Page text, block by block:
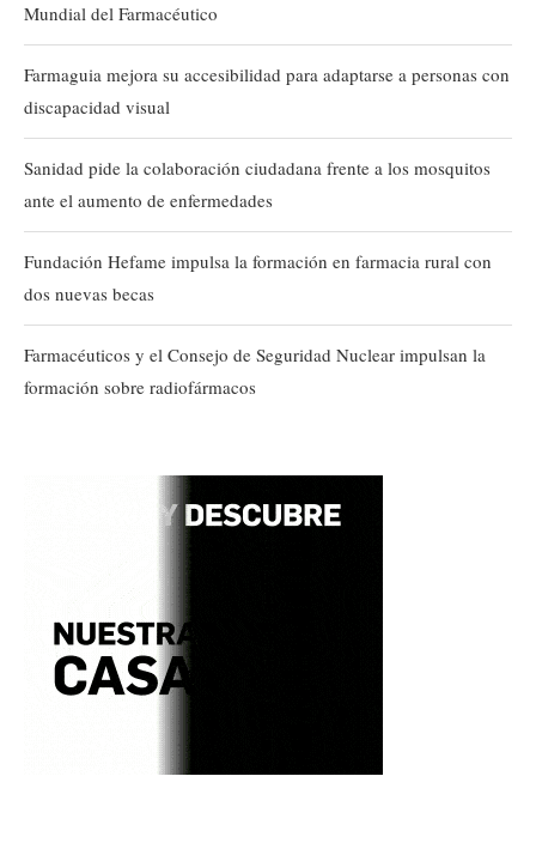
Mundial del Farmacéutico
Farmaguia mejora su accesibilidad para adaptarse a personas con
discapacidad visual
Sanidad pide la colaboración ciudadana frente a los mosquitos
ante el aumento de enfermedades
Fundación Hefame impulsa la formación en farmacia rural con
dos nuevas becas
Farmacéuticos y el Consejo de Seguridad Nuclear impulsan la
formación sobre radiofármacos